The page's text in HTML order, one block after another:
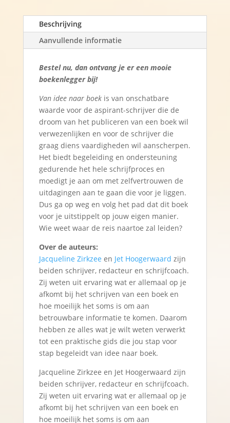
Beschrijving
Aanvullende informatie
Bestel nu, dan ontvang je er een mooie
boekenlegger bij!
Van idee naar boekis van onschatbare
waarde voor de aspirant-schrijver die de
droom van het publiceren van een boek wil
verwezenlijken en voor de schrijver die
graag diens vaardigheden wil aanscherpen.
Het biedt begeleiding en ondersteuning
gedurende het hele schrijfproces en
moedigt je aan om met zelfvertrouwen de
uitdagingen aan te gaan die voor je liggen.
Dus ga op weg en volg het pad dat dit boek
voor je uitstippelt op jouw eigen manier.
Wie weet waar de reis naartoe zal leiden?
Over de auteurs:
Jacqueline Zirkzee en Jet Hoogerwaard zijn
beiden schrijver, redacteur en schrijfcoach.
Zij weten uit ervaring wat er allemaal op je
afkomt bij het schrijven van een boek en
hoe moeilijk het soms is om aan
betrouwbare informatie te komen. Daarom
hebben ze alles wat je wilt weten verwerkt
tot een praktische gids die jou stap voor
stap begeleidt van idee naar boek.
Jacqueline Zirkzee en Jet Hoogerwaard zijn
beiden schrijver, redacteur en schrijfcoach.
Zij weten uit ervaring wat er allemaal op je
afkomt bij het schrijven van een boek en
hoe moeilijk het soms is om aan